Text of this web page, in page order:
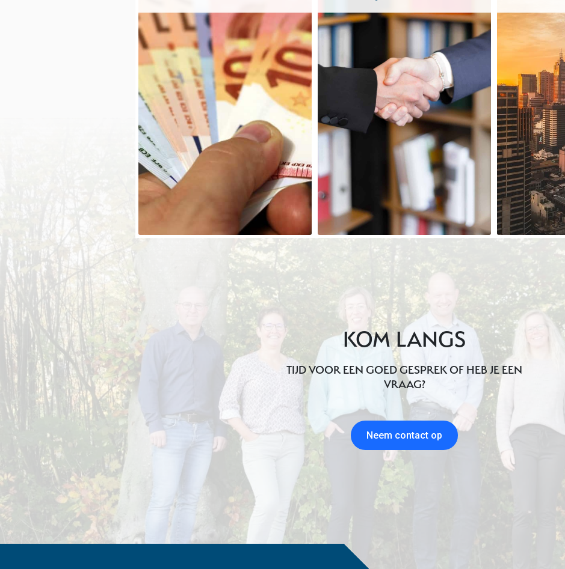
KOM LANGS
TIJD VOOR EEN GOED GESPREK OF HEB JE EEN
VRAAG?
Neem contact op